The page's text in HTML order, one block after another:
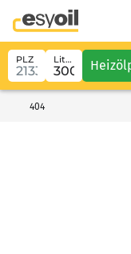
PLZ Liter
404